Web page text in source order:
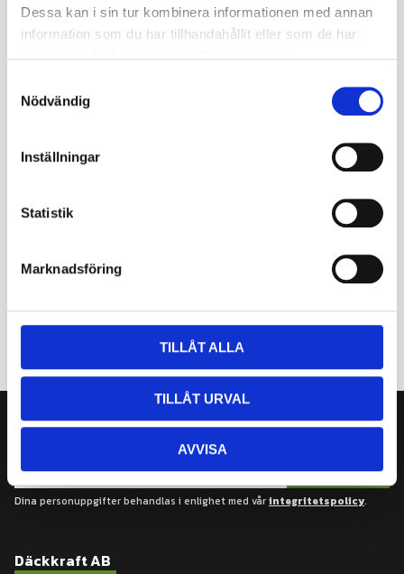
Dessa kan i sin tur kombinera informationen med annan
information som du har tillhandahållit eller som de har
Nödvändig
Inställningar
Statistik
Marknadsföring
TILLÅT ALLA
TILLÅT URVAL
AVVISA
Däckstorlek
10.0/75
Omdömen
Nyhetsbrev
Prenumerera
Dina personuppgifter behandlas i enlighet med vårintegritetspolicy.
Däckkraft AB